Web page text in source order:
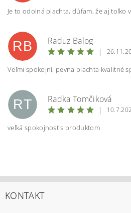
Je to odolná plachta, dúfam, že aj toľko
RB
Raduz Balog
|
Veľmi spokojní, pevna plachta kvalitné
RT
Radka Tomčiková
|
veľká spokojnosť s produktom
KONTAKT